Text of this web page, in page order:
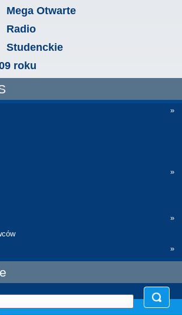
Mega Otwarte
Radio
Studenckie
roku
»
»
»
»